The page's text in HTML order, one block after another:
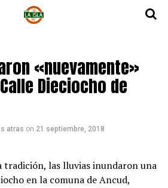
«nuevamente»
Dieciocho de
atras on 21 septiembre, 2018
tradición, las lluvias inundaron una
en la comuna de Ancud,